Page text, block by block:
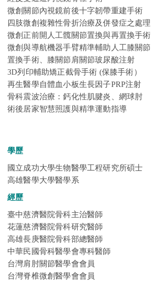
微創關節內視鏡前後十字韌帶重建手術
四肢微創複雜性骨折治療及併發症之處理
微創正前開人工髖關節置換與再置換手術
微創與導航機器手臂精準輔助人工膝關節
置換手術、
膝關節肩關節玻尿酸注射
3D列印輔助矯正截骨手術 (保膝手術）
再生醫學自體血小板生長因子PRP注射
骨科震波治療：鈣化性肌腱炎、網球肘
術後居家智慧照護與精準運動指導
學歷
國立成功大學生物醫學工程研究所碩士
高雄醫學大學醫學系
經歷
臺中慈濟醫院骨科主治醫師
花蓮慈濟醫院骨科研究醫師
高雄長庚醫院骨科部總醫師
中華民國骨科醫學會專科醫師
台灣肩肘關節醫學會會員
台灣脊椎微創醫學會會員